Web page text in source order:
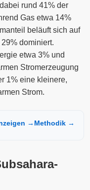
rund 41% der
Gas etwa 14%
beläuft sich auf
dominiert.
etwa 3% und
Stromerzeugung
1% eine kleinere,
Strom.
→ Methodik →